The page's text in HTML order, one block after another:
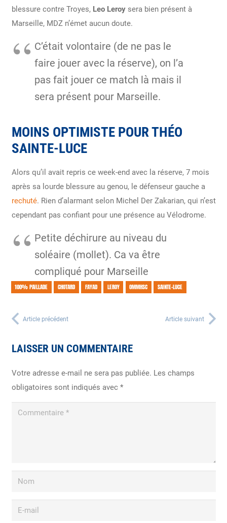
blessure contre Troyes, Leo Leroysera bien présent à
Marseille, MDZ n’émet aucun doute.
C’était volontaire (de ne pas le
faire jouer avec la réserve), on l’a
pas fait jouer ce match là mais il
sera présent pour Marseille.
MOINS OPTIMISTE POUR THÉO
SAINTE-LUCE
Alors qu’il avait repris ce week-end avec la réserve, 7 mois
après sa lourde blessure au genou, le défenseur gauche a
rechuté. Rien d’alarmant selon Michel Der Zakarian, qui n’est
cependant pas confiant pour une présence au Vélodrome.
Petite déchirure au niveau du
soléaire (mollet). Ca va être
compliqué pour Marseille
100% PAILLADE CHOTARD FAYAD LEROY OMMHSC SAINTE-LUCE
Article précédent Article suivant
LAISSER UN COMMENTAIRE
Votre adresse e-mail ne sera pas publiée. Les champs
obligatoires sont indiqués avec *